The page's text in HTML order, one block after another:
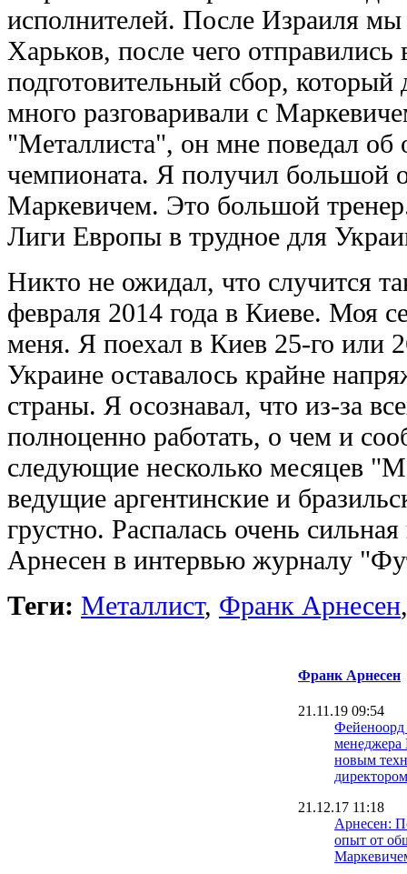
исполнителей. После Израиля мы
Харьков, после чего
подготовительный сбор,
много разговаривали с
"Металлиста", он мне поведал об
чемпионата. Я получил большой
Маркевичем. Это большой
Лиги Европы в трудное для
Никто не ожидал, что случится
февраля 2014 года в Киеве. Моя
меня. Я поехал в Киев 25-го или
Украине оставалось крайне
страны. Я осознавал, что из-за
полноценно работать, о чем и
следующие несколько месяцев
ведущие аргентинские и
грустно. Распалась очень
Арнесен в интервью журналу
Теги: Металлист, Франк Арнесен
Франк Арнесен
21.11.19 09:54
Фейеноорд
менеджера
новым
директором
21.12.17 11:18
Арнесен:
опыт от